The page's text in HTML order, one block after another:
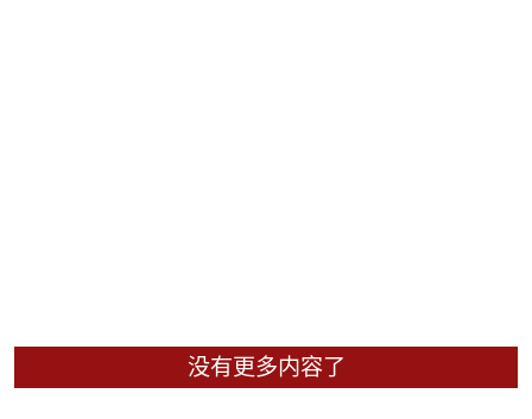
没有更多内容了